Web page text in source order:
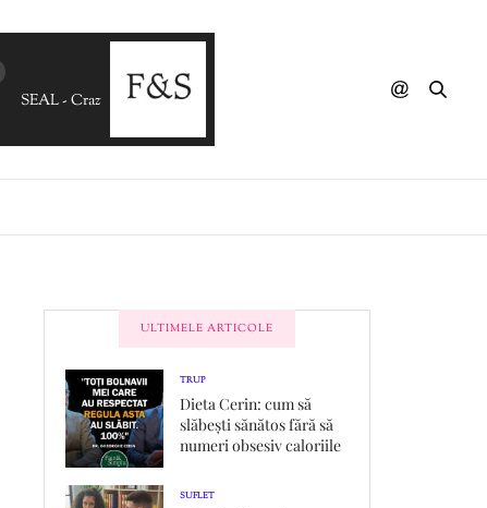
SEAL - Crazy (Jay K's Summer Mix)
ULTIMELE ARTICOLE
TRUP
Dieta Cerin: cum să
slăbești sănătos fără să
numeri obsesiv caloriile
SUFLET